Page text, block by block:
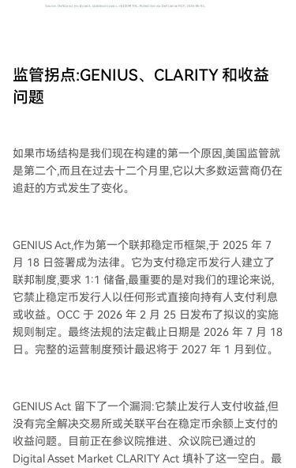
监管拐点:GENIUS、CLARITY 和收益
问题
如果市场结构是我们现在构建的第一个原因,美国监管就
是第二个,而且在过去十二个月里,它以大多数运营商仍在
追赶的方式发生了变化。
GENIUS Act,作为第一个联邦稳定币框架,于 2025 年 7
月 18 日签署成为法律。它为支付稳定币发行人建立了
联邦制度,要求 1:1 储备,最重要的是对我们的理论来说,
它禁止稳定币发行人以任何形式直接向持有人支付利息
或收益。OCC 于 2026 年 2 月 25 日发布了拟议的实施
规则制定。最终法规的法定截止日期是 2026 年 7 月 18
日。完整的运营制度预计最迟将于 2027 年 1 月到位。
GENIUS Act 留下了一个漏洞:它禁止发行人支付收益,但
没有完全解决交易所或关联平台在稳定币余额上支付的
收益问题。目前正在参议院推进、众议院已通过的
Digital Asset Market CLARITY Act 填补了这一空白。最